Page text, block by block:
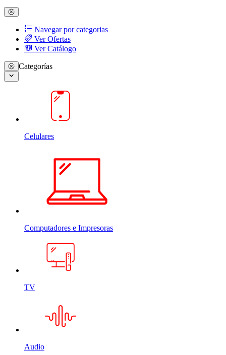
Navegar por categorias
Ver Ofertas
Ver Catálogo
Categorías
Celulares
Computadores e Impresoras
TV
Audio